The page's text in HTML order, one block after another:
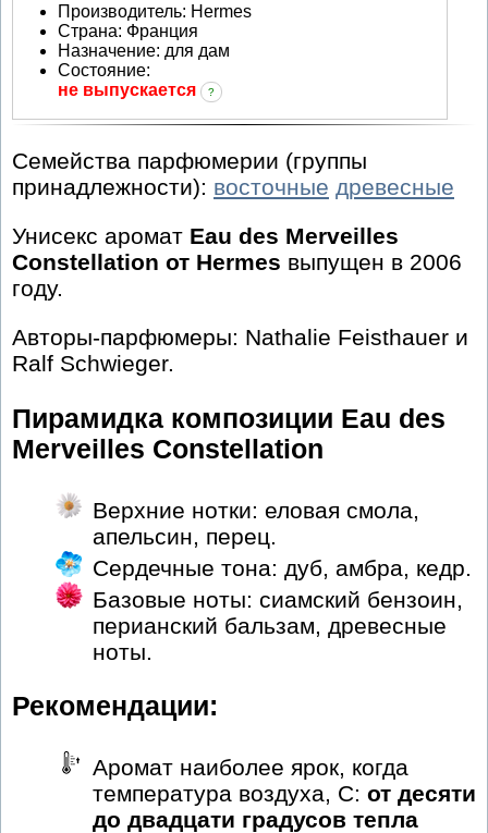
Производитель: Hermes
Страна: Франция
Назначение: для дам
Состояние:
не выпускается
?
Семейства парфюмерии (группы
принадлежности): восточные древесные
Унисекс аромат Eau des Merveilles
Constellation от Hermes выпущен в 2006
году.
Авторы-парфюмеры: Nathalie Feisthauer и
Ralf Schwieger.
Пирамидка композиции Eau des
Merveilles Constellation
Верхние нотки: еловая смола,
апельсин, перец.
Сердечные тона: дуб, амбра, кедр.
Базовые ноты: сиамский бензоин,
перианский бальзам, древесные
ноты.
Рекомендации:
Аромат наиболее ярок, когда
температура воздуха, С: от десяти
до двадцати градусов тепла